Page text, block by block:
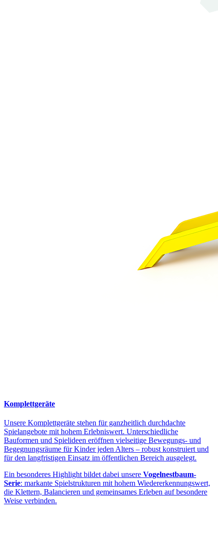
Komplettgeräte
Unsere Komplettgeräte stehen für ganzheitlich durchdachte
Spielangebote mit hohem Erlebniswert. Unterschiedliche
Bauformen und Spielideen eröffnen vielseitige Bewegungs- und
Begegnungsräume für Kinder jeden Alters – robust konstruiert und
für den langfristigen Einsatz im öffentlichen Bereich ausgelegt.
Ein besonderes Highlight bildet dabei unsere Vogelnestbaum-
Serie: markante Spielstrukturen mit hohem Wiedererkennungswert,
die Klettern, Balancieren und gemeinsames Erleben auf besondere
Weise verbinden.